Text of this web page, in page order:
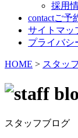
採用
contactご予
サイトマッ
プライバシ
HOME > スタッ
スタッフブログ